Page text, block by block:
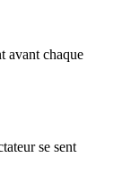
avant chaque
se sent